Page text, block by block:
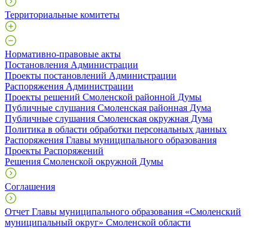
Территориальные комитеты
Нормативно-правовые акты
Постановления Администрации
Проекты постановлений Администрации
Распоряжения Администрации
Проекты решений Смоленской районной Думы
Публичные слушания Смоленская районная Дума
Публичные слушания Смоленская окружная Дума
Политика в области обработки персональных данных
Распоряжения Главы муниципального образования
Проекты Распоряжений
Решения Смоленской окружной Думы
Соглашения
Отчет Главы муниципального образования «Смоленский
муниципальный округ» Смоленской области